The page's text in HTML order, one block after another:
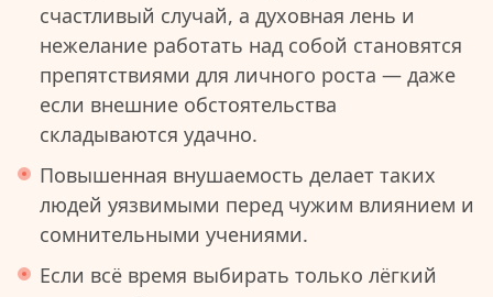
счастливый случай, а духовная лень и
нежелание работать над собой становятся
препятствиями для личного роста — даже
если внешние обстоятельства
складываются удачно.
Повышенная внушаемость делает таких
людей уязвимыми перед чужим влиянием и
сомнительными учениями.
Если всё время выбирать только лёгкий